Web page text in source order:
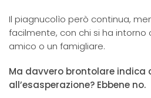
Il piagnucolìo però continua,
facilmente, con chi si ha intorno
amico o un famigliare.
Ma davvero brontolare indica
all’esasperazione? Ebbene no.